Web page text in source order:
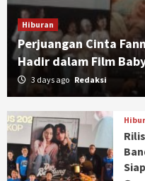
Hiburan
Perjuangan Cinta
Hadir dalam Film
3 days ago Redaksi